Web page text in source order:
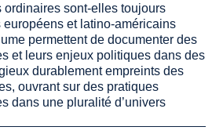
ordinaires sont-elles toujours
européens et latino-américains
permettent de documenter des
et leurs enjeux politiques dans des
durablement empreints des
ouvrant sur des pratiques
dans une pluralité d’univers